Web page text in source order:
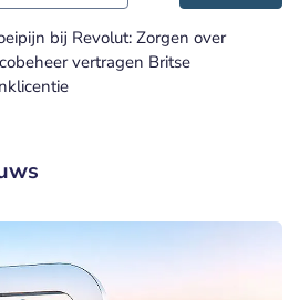
bij Revolut: Zorgen over
vertragen Britse